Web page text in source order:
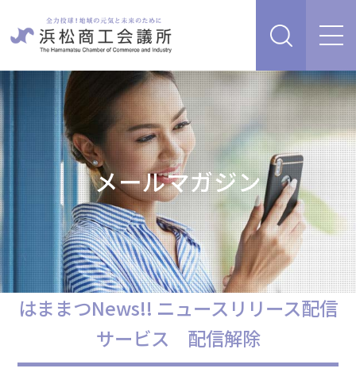
販路を開拓したい、新商品・サービス・技術を開発し
人脈・ネットワークを広げたい
経営について相談したい（経営安定、専門家相談な
創業、事業承継について相談したい
資金を調達したい
補助金を活用したい
あらゆるリスクに備えたい、福利厚生を充実させたい
情報収集したい、自社PRをしたい
求職・採用・人材育成をしたい、セミナーで学びたい
経営支援・サービス
検定試験
セミナー・イベント情報
浜松商工会議所について
申請書類
メールマガジン
はままつNews!! ニュースリリース配信
サービス 配信解除